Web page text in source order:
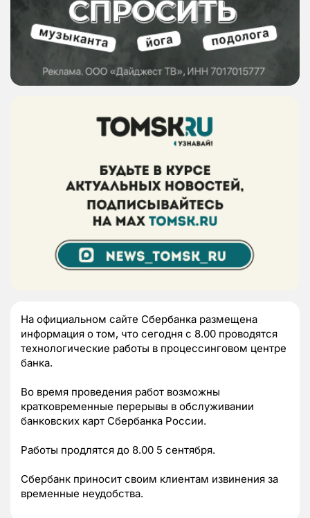
На официальном сайте Сбербанка размещена
информация о том, что сегодня с 8.00 проводятся
технологические работы в процессинговом центре
банка.
Во время проведения работ возможны
кратковременные перерывы в обслуживании
банковских карт Сбербанка России.
Работы продлятся до 8.00 5 сентября.
Сбербанк приносит своим клиентам извинения за
временные неудобства.